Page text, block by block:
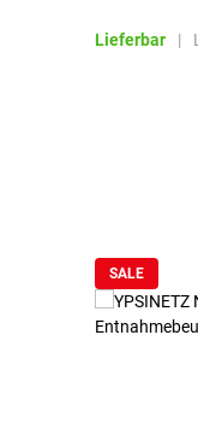
Lieferbar |
SALE